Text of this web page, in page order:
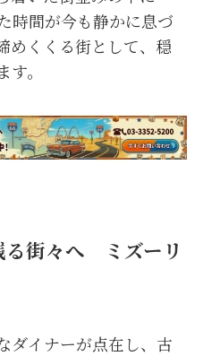
時間が今も静かに息づ
めくくる街として、穏
。
る街々へ ミズーリ
ダイナーが点在し、古